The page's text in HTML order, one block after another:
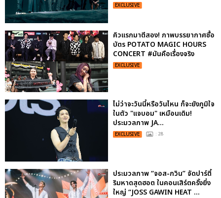
EXCLUSIVE
คิวแรกมาตีสอง! ภาพบรรยากาศซื้อ
บัตร POTATO MAGIC HOURS
CONCERT #มันคือเรื่องจริง
EXCLUSIVE
ไม่ว่าจะวันนี้หรือวันไหน ก็จะยังภูมิใจ
ในตัว "แจบอม" เหมือนเดิม!
ประมวลภาพ JA...
EXCLUSIVE : 28
ประมวลภาพ “จอส-กวิน” จัดปาร์ตี้
ริมหาดสุดฮอต ในคอนเสิร์ตครั้งยิ่ง
ใหญ่ “JOSS GAWIN HEAT ...